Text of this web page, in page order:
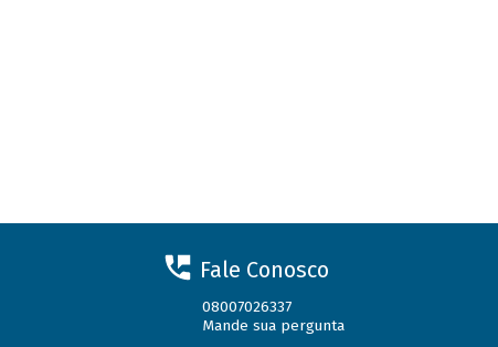
Fale Conosco
08007026337
Mande sua pergunta